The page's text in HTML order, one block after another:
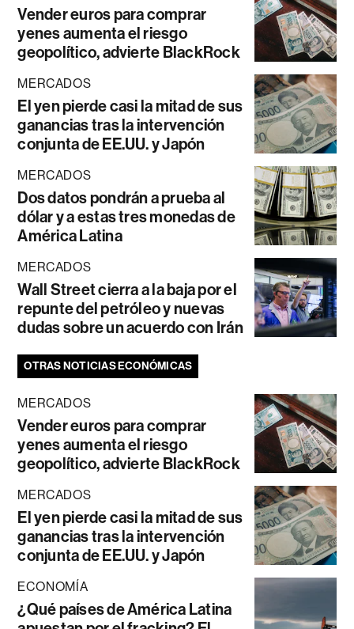
Vender euros para comprar
yenes aumenta el riesgo
geopolítico, advierte BlackRock
MERCADOS
El yen pierde casi la mitad de sus
ganancias tras la intervención
conjunta de EE.UU. y Japón
MERCADOS
Dos datos pondrán a prueba al
dólar y a estas tres monedas de
América Latina
MERCADOS
Wall Street cierra a la baja por el
repunte del petróleo y nuevas
dudas sobre un acuerdo con Irán
OTRAS NOTICIAS ECONÓMICAS
MERCADOS
Vender euros para comprar
yenes aumenta el riesgo
geopolítico, advierte BlackRock
MERCADOS
El yen pierde casi la mitad de sus
ganancias tras la intervención
conjunta de EE.UU. y Japón
ECONOMÍA
¿Qué países de América Latina